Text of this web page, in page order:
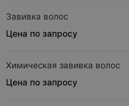
Завивка волос
Цена по запросу
Химическая завивка волос
Цена по запросу